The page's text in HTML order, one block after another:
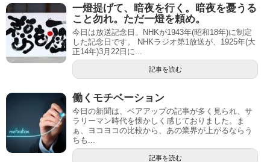
一燈提げて、暗夜を行く。暗夜を憂うる
こと勿れ。ただ一燈を頼め。
今日は放送記念日。NHKが1943年(昭和18年)に制定
した記念日です。 NHKラジオ第1放送が、1925年(大
正14年)3月22日に...
記事を読む
働くモチベーション
今日の新聞は、ベアアップの記事が多く見られ、サ
ラリーマン時代を懐かしく感じておりました。ま
ぁ、ヨコヨコの比較から、あの業界が上がるならう
ちも...
記事を読む